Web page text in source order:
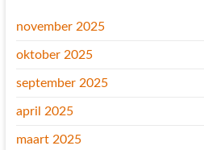
november 2025
oktober 2025
september 2025
april 2025
maart 2025